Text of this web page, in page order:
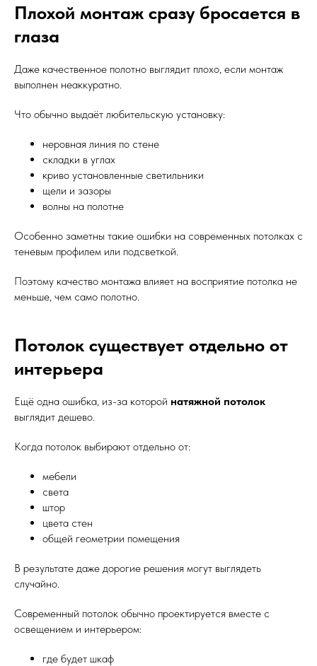
Плохой монтаж сразу бросается в
глаза
Даже качественное полотно выглядит плохо, если монтаж
выполнен неаккуратно.
Что обычно выдаёт любительскую установку:
неровная линия по стене
складки в углах
криво установленные светильники
щели и зазоры
волны на полотне
Особенно заметны такие ошибки на современных потолках с
теневым профилем или подсветкой.
Поэтому качество монтажа влияет на восприятие потолка не
меньше, чем само полотно.
Потолок существует отдельно от
интерьера
Ещё одна ошибка, из-за которой натяжной потолок
выглядит дешево.
Когда потолок выбирают отдельно от:
мебели
света
штор
цвета стен
общей геометрии помещения
В результате даже дорогие решения могут выглядеть
случайно.
Современный потолок обычно проектируется вместе с
освещением и интерьером:
где будет шкаф